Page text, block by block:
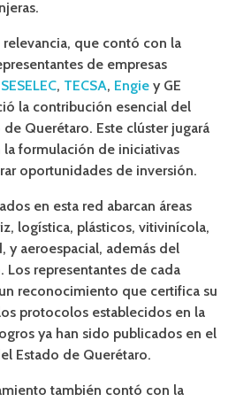
que contó con la
de empresas
SESELEC, TECSA, Engie y GE
la contribución esencial del
Querétaro. Este clúster jugará
la formulación de iniciativas
oportunidades de inversión.
en esta red abarcan áreas
logística, plásticos, vitivinícola,
y aeroespacial, además del
Los representantes de cada
reconocimiento que certifica su
protocolos establecidos en la
ya han sido publicados en el
Estado de Querétaro.
también contó con la